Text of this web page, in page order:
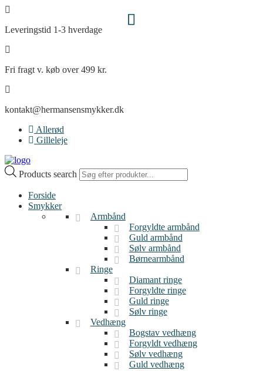
Leveringstid 1-3 hverdage
Fri fragt v. køb over 499 kr.
kontakt@hermansensmykker.dk
Allerød
Gilleleje
Products search
Forside
Smykker
Armbånd
Forgyldte armbånd
Guld armbånd
Sølv armbånd
Børnearmbånd
Ringe
Diamant ringe
Forgyldte ringe
Guld ringe
Sølv ringe
Vedhæng
Bogstav vedhæng
Forgyldt vedhæng
Sølv vedhæng
Guld vedhæng